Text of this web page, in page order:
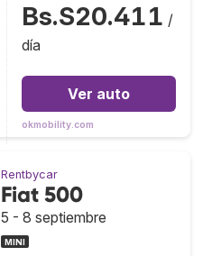
Bs.S20.411 /
día
Ver auto
okmobility.com
Rentbycar
Fiat 500
5 - 8 septiembre
MINI